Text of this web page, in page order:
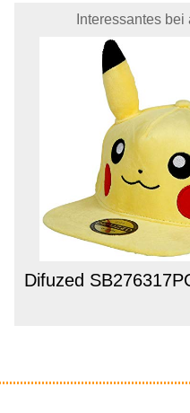
Interessantes bei
Difuzed